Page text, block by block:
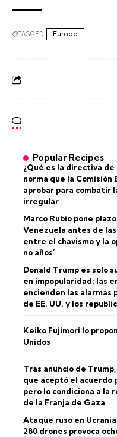
TAGGED: Europa
Popular Recipes
¿Qué es la directiva
norma que la Comisión
aprobar para combatir
irregular
Marco Rubio pone
Venezuela antes de
entre el chavismo y la
no años’
Donald Trump es solo
en impopularidad: las
encienden las alarmas
de EE. UU. y los
Keiko Fujimori lo
Unidos
Tras anuncio de
que aceptó el acuerdo
pero lo condiciona a la
de la Franja de Gaza
Ataque ruso en
280 drones provoca